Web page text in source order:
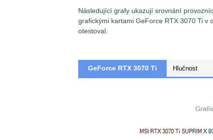
Následující grafy ukazují srovnání
grafickými kartami GeForce RTX 3070 Ti v
otestoval.
GeForce RTX 3070 Ti